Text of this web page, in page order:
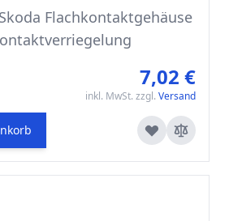
Flachkontaktgehäuse
7,02 €
inkl. MwSt. zzgl. Versand